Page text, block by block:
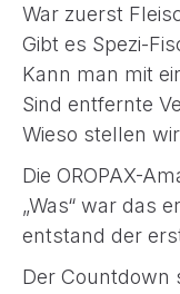
War zuerst
Gibt es Spezi-
Kann man mit
Sind entfernte
Wieso stellen
Die OROPAX-
„Was“ war das
entstand der
Der Countdown